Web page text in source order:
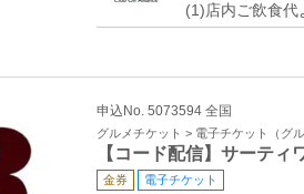
(1)店内ご飲食代
申込No. 5073594 全国
グルメチケット > 電子チケット（グル
【コード配信】サーテ
金券 電子チケット